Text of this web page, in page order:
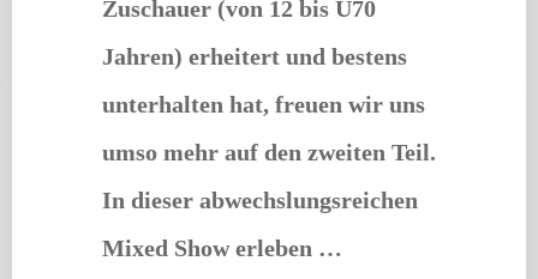
Zuschauer (von 12 bis Ü70
Jahren) erheitert und bestens
unterhalten hat, freuen wir uns
umso mehr auf den zweiten Teil.
In dieser abwechslungsreichen
Mixed Show erleben …